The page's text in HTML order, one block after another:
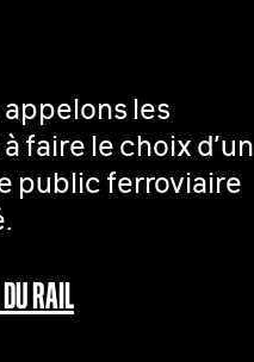
les
faire le choix d’un
public ferroviaire
RAIL